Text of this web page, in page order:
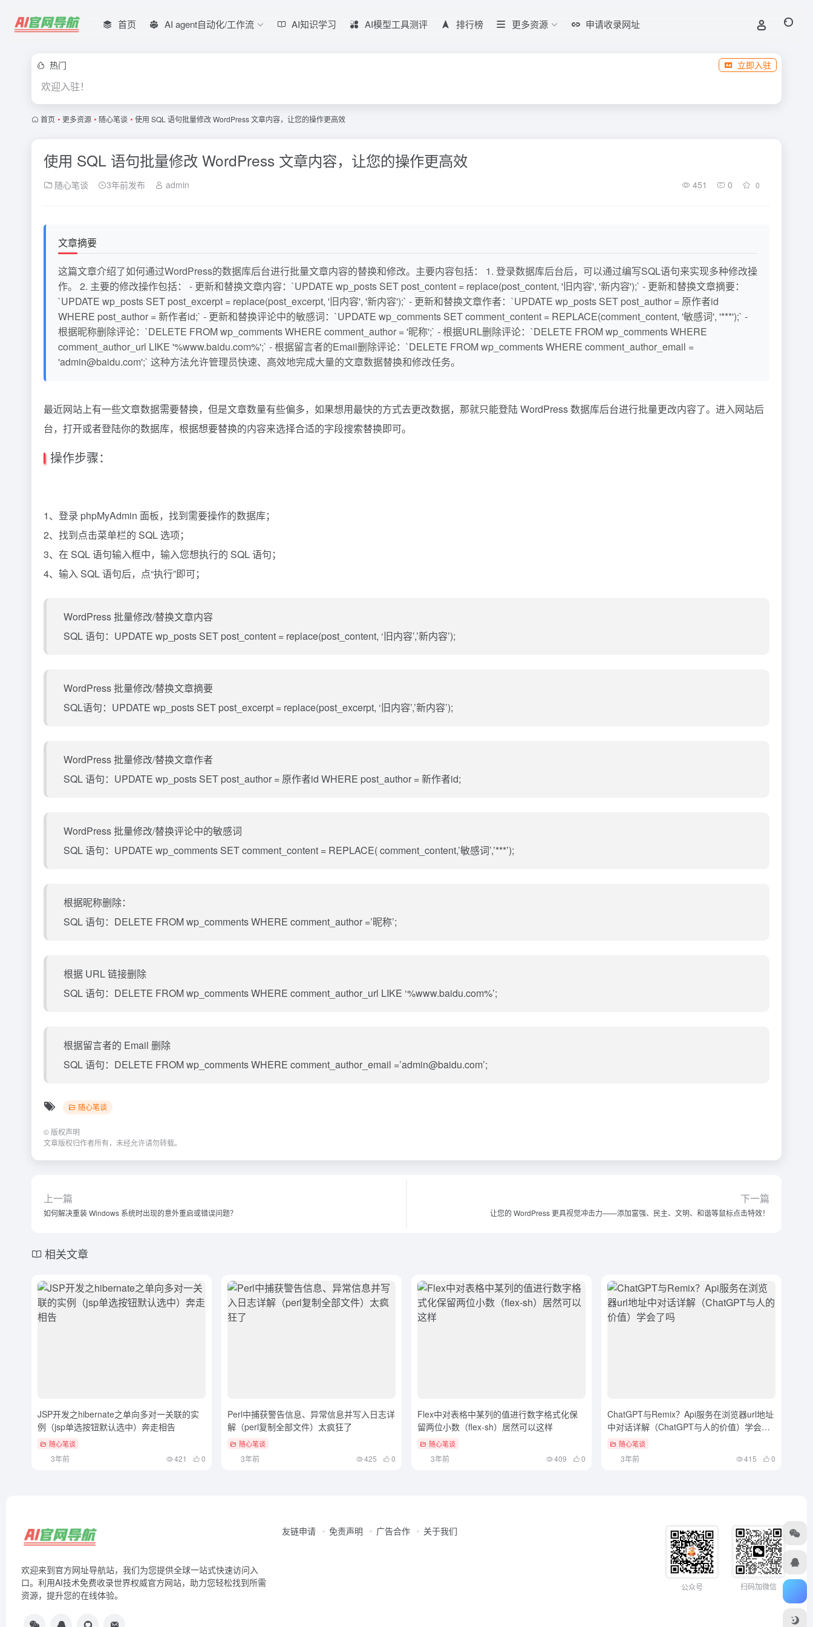
首页 AI agent自动化/工作流 AI知识学习 AI模型工具测评 排行榜 更多资源 申请收录网址
热门 立即入驻
欢迎入驻！
首页 • 更多资源 • 随心笔谈 • 使用 SQL 语句批量修改 WordPress 文章内容，让您的操作更高效
使用 SQL 语句批量修改 WordPress 文章内容，让您的操作更高效
随心笔谈 3年前发布 admin 451 0 0
文章摘要
这篇文章介绍了如何通过WordPress的数据库后台进行批量文章内容的替换和修改。主要内容包括： 1. 登录数据库后台后，可以通过编写SQL语句来实现多种修改操
作。 2. 主要的修改操作包括： - 更新和替换文章内容：`UPDATE wp_posts SET post_content = replace(post_content, '旧内容', '新内容');` - 更新和替换文章摘要：
`UPDATE wp_posts SET post_excerpt = replace(post_excerpt, '旧内容', '新内容');` - 更新和替换文章作者：`UPDATE wp_posts SET post_author = 原作者id
WHERE post_author = 新作者id;` - 更新和替换评论中的敏感词：`UPDATE wp_comments SET comment_content = REPLACE(comment_content, '敏感词', '***');` -
根据昵称删除评论：`DELETE FROM wp_comments WHERE comment_author = '昵称';` - 根据URL删除评论：`DELETE FROM wp_comments WHERE
comment_author_url LIKE '%www.baidu.com%';` - 根据留言者的Email删除评论：`DELETE FROM wp_comments WHERE comment_author_email =
'admin@baidu.com';` 这种方法允许管理员快速、高效地完成大量的文章数据替换和修改任务。
最近网站上有一些文章数据需要替换，但是文章数量有些偏多，如果想用最快的方式去更改数据，那就只能登陆 WordPress 数据库后台进行批量更改内容了。进入网站后
台，打开或者登陆你的数据库，根据想要替换的内容来选择合适的字段搜索替换即可。
操作步骤：
1、登录 phpMyAdmin 面板，找到需要操作的数据库；
2、找到点击菜单栏的 SQL 选项；
3、在 SQL 语句输入框中，输入您想执行的 SQL 语句；
4、输入 SQL 语句后，点“执行”即可；
WordPress 批量修改/替换文章内容
SQL 语句：UPDATE wp_posts SET post_content = replace(post_content, ‘旧内容’,’新内容’);
WordPress 批量修改/替换文章摘要
SQL语句：UPDATE wp_posts SET post_excerpt = replace(post_excerpt, ‘旧内容’,’新内容’);
WordPress 批量修改/替换文章作者
SQL 语句：UPDATE wp_posts SET post_author = 原作者id WHERE post_author = 新作者id;
WordPress 批量修改/替换评论中的敏感词
SQL 语句：UPDATE wp_comments SET comment_content = REPLACE( comment_content,’敏感词’,’***’);
根据昵称删除：
SQL 语句：DELETE FROM wp_comments WHERE comment_author =’昵称’;
根据 URL 链接删除
SQL 语句：DELETE FROM wp_comments WHERE comment_author_url LIKE ‘%www.baidu.com%’;
根据留言者的 Email 删除
SQL 语句：DELETE FROM wp_comments WHERE comment_author_email =’admin@baidu.com’;
随心笔谈
© 版权声明
文章版权归作者所有，未经允许请勿转载。
上一篇
如何解决重装 Windows 系统时出现的意外重启或错误问题？
下一篇
让您的 WordPress 更具视觉冲击力——添加富强、民主、文明、和谐等鼠标点击特效！
相关文章
JSP开发之hibernate之单向多对一关联的实
例（jsp单选按钮默认选中）奔走相告
随心笔谈
3年前 421 0
Perl中捕获警告信息、异常信息并写入日志详
解（perl复制全部文件）太疯狂了
随心笔谈
3年前 425 0
Flex中对表格中某列的值进行数字格式化保
留两位小数（flex-sh）居然可以这样
随心笔谈
3年前 409 0
ChatGPT与Remix？Api服务在浏览器url地址
中对话详解（ChatGPT与人的价值）学会了
吗 随心笔谈
3年前 415 0
欢迎来到官方网址导航站，我们为您提供全球一站式快速访问入
口。利用AI技术免费收录世界权威官方网站，助力您轻松找到所需
资源，提升您的在线体验。
友链申请 免责声明 广告合作 关于我们
公众号 扫码加微信